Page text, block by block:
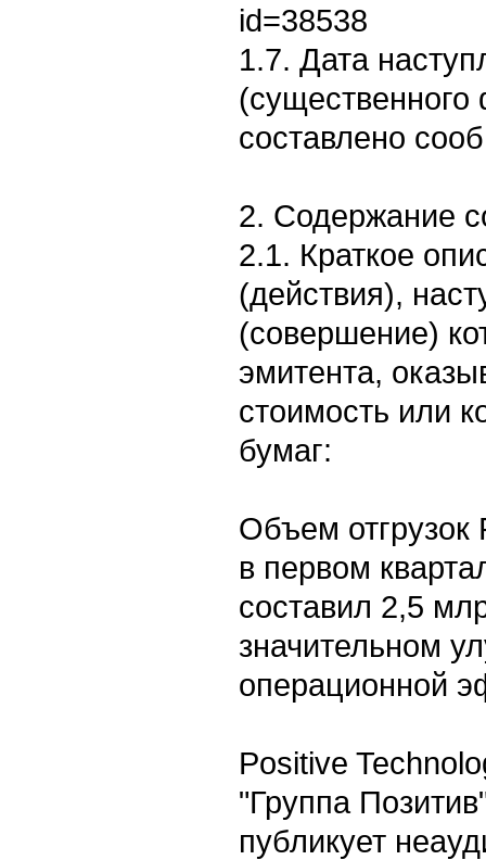
id=38538
1.7. Дата
(существенного
составлено
2. Содержание
2.1. Краткое
(действия),
(совершение)
эмитента,
стоимость или
бумаг:
Объем отгрузок
в первом
составил 2,5
значительном
операционной
Positive
"Группа
публикует